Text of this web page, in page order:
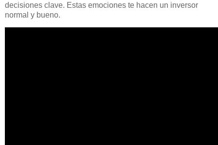
decisiones clave. Estas emociones te hacen un inversor
normal y bueno.